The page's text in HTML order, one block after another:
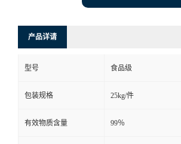
产品详请
型号 食品级
包装规格 25kg/件
有效物质含量 99％